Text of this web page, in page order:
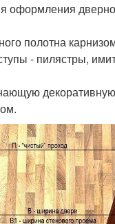
оформления
полотна
- пилястры,